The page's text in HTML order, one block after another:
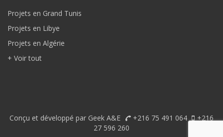
Projets en Grand Tunis
Projets en Libye
Projets en Algérie
+ Voir tout
Conçu et développé par Geek A&E +216 75 491 064
+216
27 596 260